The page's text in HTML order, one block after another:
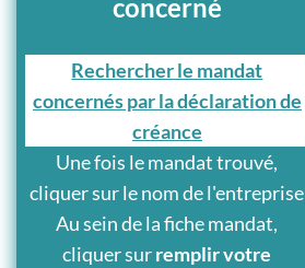
concerné
Rechercher le mandat
concernés par la déclaration de
créance
Une fois le mandat trouvé,
cliquer sur le nom de l'entreprise
Au sein de la fiche mandat,
cliquer surremplir votre